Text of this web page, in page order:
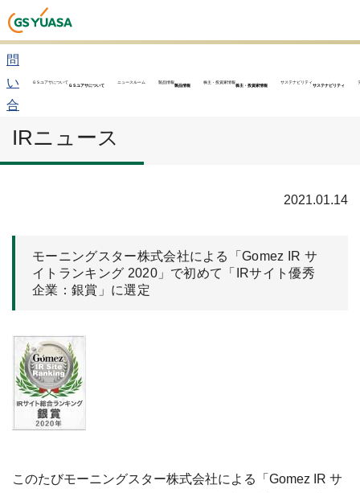
お
問
い
合
わ
ＧＳユアサについて
ＧＳユアサについて
ニュースルーム 製品情報
製品情報
株主・投資家情報
株主・投資家情報
サステナビリティ
サステナビリティ
IRニュース
2021.01.14
モーニングスター株式会社による「Gomez IR サ
イトランキング 2020」で初めて「IRサイト優秀
企業：銀賞」に選定
このたびモーニングスター株式会社による「Gomez IR サ